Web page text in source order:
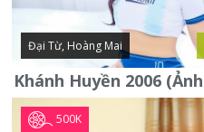
Đại Từ, Hoàng Mai
500K